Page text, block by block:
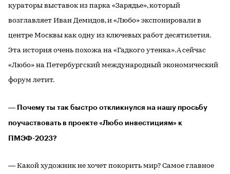
кураторы выставок из парка «Зарядье», который
возглавляет Иван Демидов, и «Любо» экспонировали в
центре Москвы как одну из ключевых работ десятилетия.
Эта история очень похожа на «Гадкого утенка». А сейчас
«Любо» на Петербургский международный экономический
форум летит.
― Почему ты так быстро откликнулся на нашу просьбу
поучаствовать в проекте «Любо инвестициям» к
ПМЭФ-2023?
― Какой художник не хочет покорить мир? Самое главное